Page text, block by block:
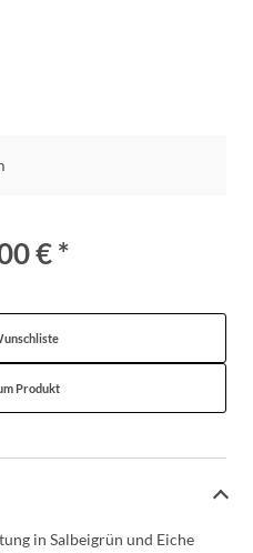
€ *
Produkt
in Salbeigrün und Eiche